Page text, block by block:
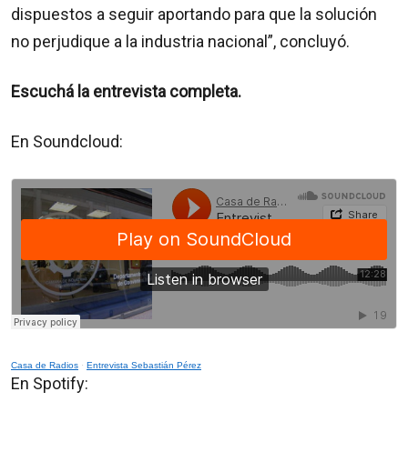
dispuestos a seguir aportando para que la solución
no perjudique a la industria nacional”, concluyó.
Escuchá la entrevista completa.
En Soundcloud:
Casa de Radios · Entrevista Sebastián Pérez
En Spotify: